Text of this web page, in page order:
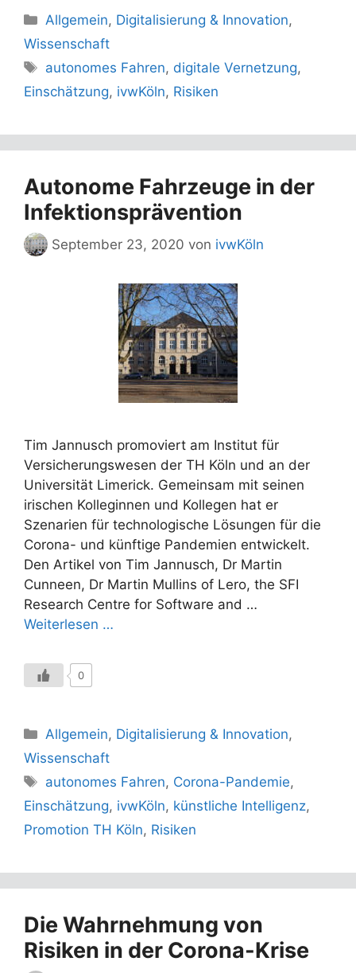
Kategorien
Allgemein, Digitalisierung & Innovation,
Wissenschaft
Schlagwörter
autonomes Fahren, digitale Vernetzung,
Einschätzung, ivwKöln, Risiken
Autonome Fahrzeuge in der
Infektionsprävention
September 23, 2020 von ivwKöln
Tim Jannusch promoviert am Institut für
Versicherungswesen der TH Köln und an der
Universität Limerick. Gemeinsam mit seinen
irischen Kolleginnen und Kollegen hat er
Szenarien für technologische Lösungen für die
Corona- und künftige Pandemien entwickelt.
Den Artikel von Tim Jannusch, Dr Martin
Cunneen, Dr Martin Mullins of Lero, the SFI
Research Centre for Software and …
Weiterlesen …
0
Kategorien
Allgemein, Digitalisierung & Innovation,
Wissenschaft
Schlagwörter
autonomes Fahren, Corona-Pandemie,
Einschätzung, ivwKöln, künstliche Intelligenz,
Promotion TH Köln, Risiken
Die Wahrnehmung von
Risiken in der Corona-Krise